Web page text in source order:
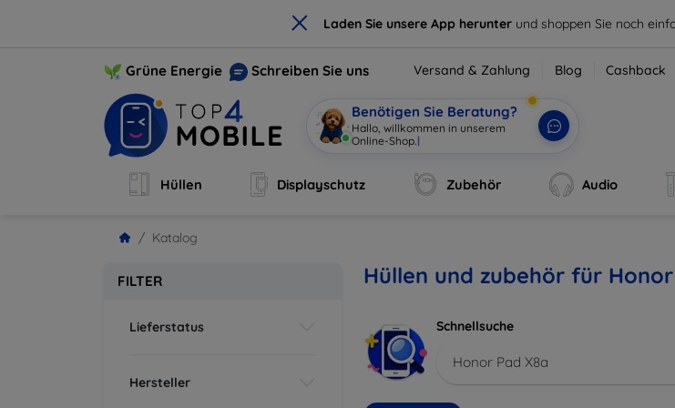
× Laden Sie unsere App herunter und shoppen Sie noch
Grüne Energie Schreiben Sie uns Versand & Zahlung Blog Cashback
Benötigen Sie Beratung?
Hallo, willkommen in unserem
Online-Shop. |
Hüllen Displayschutz Zubehör Audio
Katalog
FILTER
Lieferstatus
Hersteller
Hüllen und zubehör für
Schnellsuche
Honor Pad X8a